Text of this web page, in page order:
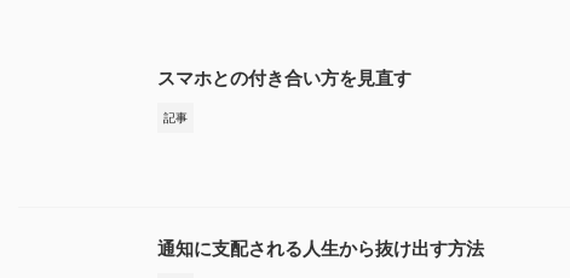
スマホとの付き合い方を見直す
記事
通知に支配される人生から抜け出す方法